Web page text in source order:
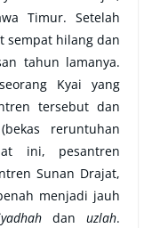
Timur. Setelah
sempat hilang dan
tahun lamanya.
Kyai yang
tersebut dan
reruntuhan
ini, pesantren
Sunan Drajat,
menjadi jauh
dan uzlah.